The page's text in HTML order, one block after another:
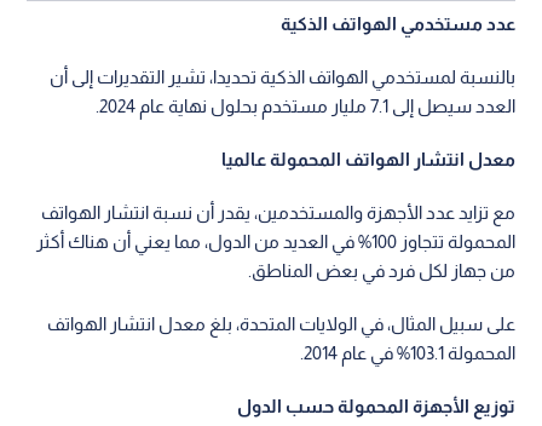
عدد مستخدمي الهواتف الذكية
بالنسبة لمستخدمي الهواتف الذكية تحديدا، تشير التقديرات إلى أن
العدد سيصل إلى 7.1 مليار مستخدم بحلول نهاية عام 2024.
معدل انتشار الهواتف المحمولة عالميا
مع تزايد عدد الأجهزة والمستخدمين، يقدر أن نسبة انتشار الهواتف
المحمولة تتجاوز 100% في العديد من الدول، مما يعني أن هناك أكثر
من جهاز لكل فرد في بعض المناطق.
على سبيل المثال، في الولايات المتحدة، بلغ معدل انتشار الهواتف
المحمولة 103.1% في عام 2014.
توزيع الأجهزة المحمولة حسب الدول